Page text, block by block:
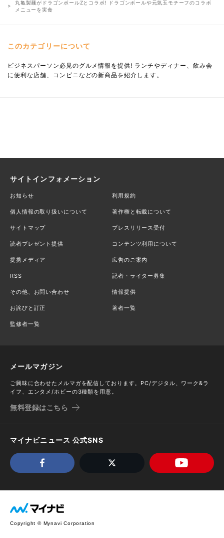
丸亀製麺がドラゴンボールZとコラボ! ドラゴンボールや元気玉モチーフのコラボ
メニューを実食
このカテゴリーについて
ビジネスパーソン必見のグルメ情報を提供! ランチやディナー、飲み会
に便利な店舗、コンビニなどの新商品を紹介します。
サイトインフォメーション
お知らせ 利用規約
個人情報の取り扱いについて 著作権と転載について
サイトマップ プレスリリース受付
読者プレゼント提供 コンテンツ利用について
提携メディア 広告のご案内
RSS 記者・ライター募集
その他、お問い合わせ 情報提供
お詫びと訂正 著者一覧
監修者一覧
メールマガジン
ご興味に合わせたメルマガを配信しております。PC/デジタル、ワーク&ラ
イフ、エンタメ/ホビーの3種類を用意。
無料登録はこちら
マイナビニュース 公式SNS
Copyright © Mynavi Corporation